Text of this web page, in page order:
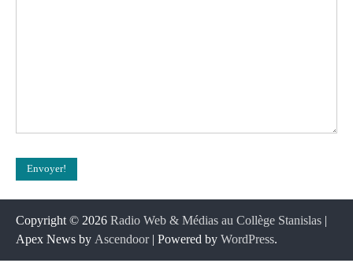
Copyright © 2026 Radio Web & Médias au Collège Stanislas |
Apex News by Ascendoor| Powered by WordPress.